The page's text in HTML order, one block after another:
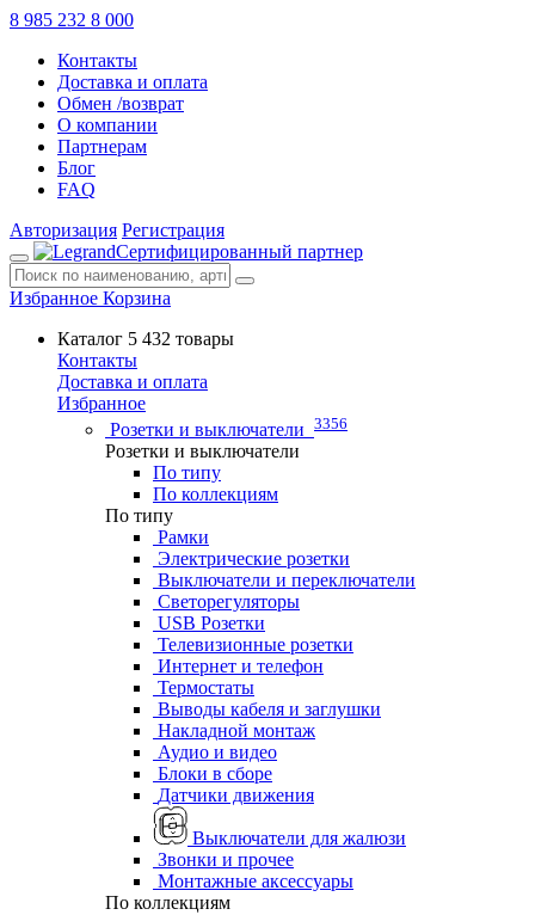
8 985 232 8 000
Контакты
Доставка и оплата
Обмен /возврат
О компании
Партнерам
Блог
FAQ
Авторизация Регистрация
Сертифицированный партнер
Избранное Корзина
Каталог 5 432 товары
Контакты
Доставка и оплата
Избранное
Розетки и выключатели 3356
Розетки и выключатели
По типу
По коллекциям
По типу
Рамки
Электрические розетки
Выключатели и переключатели
Светорегуляторы
USB Розетки
Телевизионные розетки
Интернет и телефон
Термостаты
Выводы кабеля и заглушки
Накладной монтаж
Аудио и видео
Блоки в сборе
Датчики движения
Выключатели для жалюзи
Звонки и прочее
Монтажные аксессуары
По коллекциям